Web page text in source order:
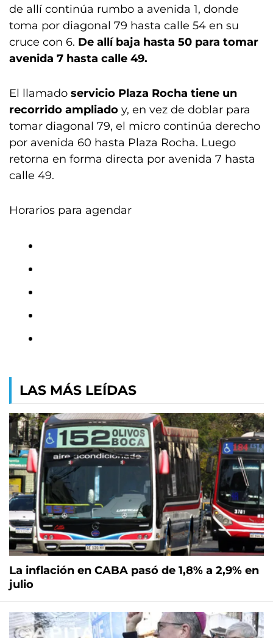
de allí continúa rumbo a avenida 1, donde
toma por diagonal 79 hasta calle 54 en su
cruce con 6. De allí baja hasta 50 para tomar
avenida 7 hasta calle 49.
El llamado servicio Plaza Rocha tiene un
recorrido ampliado y, en vez de doblar para
tomar diagonal 79, el micro continúa derecho
por avenida 60 hasta Plaza Rocha. Luego
retorna en forma directa por avenida 7 hasta
calle 49.
Horarios para agendar
LAS MÁS LEÍDAS
La inflación en CABA pasó de 1,8% a 2,9% en
julio